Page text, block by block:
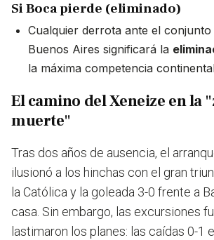
Si Boca pierde (eliminado)
Cualquier derrota ante el
Buenos Aires significará la
la máxima competencia
El camino del Xeneize en la
muerte"
Tras dos años de ausencia, el
ilusionó a los hinchas con el gran
la Católica y la goleada 3-0 frente a
casa. Sin embargo, las excursiones
lastimaron los planes: las caídas 0-1